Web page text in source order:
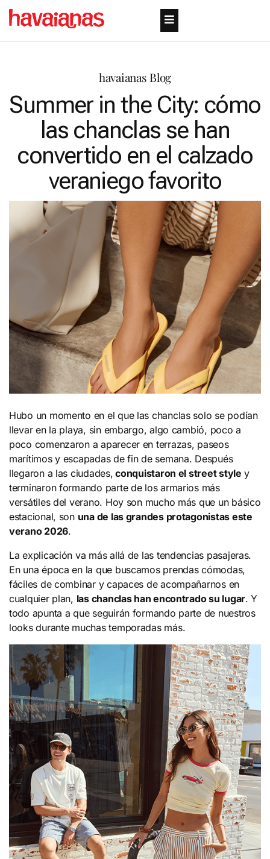
havaianas Blog
Summer in the City: cómo
las chanclas se han
convertido en el calzado
veraniego favorito
Hubo un momento en el que las chanclas solo se podían
llevar en la playa, sin embargo, algo cambió, poco a
poco comenzaron a aparecer en terrazas, paseos
marítimos y escapadas de fin de semana. Después
llegaron a las ciudades, conquistaron el street style y
terminaron formando parte de los armarios más
versátiles del verano. Hoy son mucho más que un básico
estacional, son una de las grandes protagonistas este
verano 2026.
La explicación va más allá de las tendencias pasajeras.
En una época en la que buscamos prendas cómodas,
fáciles de combinar y capaces de acompañarnos en
cualquier plan, las chanclas han encontrado su lugar. Y
todo apunta a que seguirán formando parte de nuestros
looks durante muchas temporadas más.